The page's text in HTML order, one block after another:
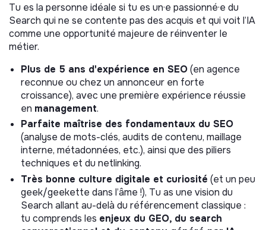
Tes principales missions :
1. Stratégie SEO & GEO (Generative Engine
Optimization)
Définir et exécuter la roadmap SEO pour dominer le
marché français et soutenir notre expansion en
Espagne.
Piloter la transition du SEO vers le GEO pour garantir
qu'Hello Watt reste la réponse de référence des
moteurs génératifs (AI Overviews, LLMs).
Créer et déployer une stratégie générant un trafic
massif et des conversions.
Développer l'autorité de la marque via le netlinking et
les citations multicanales, en collaborant avec
l'équipe Brand pour que la notoriété globale serve le
SEO.
Tu es la personne idéale si tu es un·e passionné·e du
Search qui ne se contente pas des acquis et qui voit l’IA
comme une opportunité majeure de réinventer le
métier.
Plus de 5 ans d'expérience en SEO(en agence
reconnue ou chez un annonceur en forte
croissance), avec une première expérience réussie
en management.
Parfaite maîtrise des fondamentaux du SEO
(analyse de mots-clés, audits de contenu, maillage
interne, métadonnées, etc.), ainsi que des piliers
techniques et du netlinking.
Très bonne culture digitale et curiosité (et un peu
geek/geekette dans l’âme !), Tu as une vision du
Search allant au-delà du référencement classique :
tu comprends les enjeux du GEO, du search